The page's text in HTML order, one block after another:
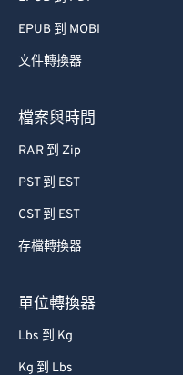
EPUB 到 MOBI
文件轉換器
檔案與時間
RAR 到 Zip
PST 到 EST
CST 到 EST
存檔轉換器
單位轉換器
Lbs 到 Kg
Kg 到 Lbs